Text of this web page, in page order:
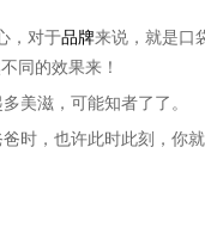
，对于品牌来说，就是口
同的效果来！
美滋，可能知者了了。
时，也许此时此刻，你